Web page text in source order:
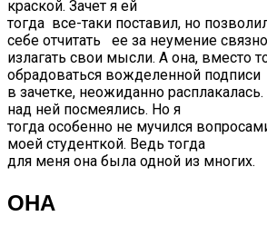
краской. Зачет я ей
тогда все-таки поставил, но
себе отчитать ее за неумение связно
излагать свои мысли. А она, вместо
обрадоваться вожделенной подписи
в зачетке, неожиданно
над ней посмеялись. Но я
тогда особенно не мучился
моей студенткой. Ведь тогда
для меня она была одной из многих.
ОНА